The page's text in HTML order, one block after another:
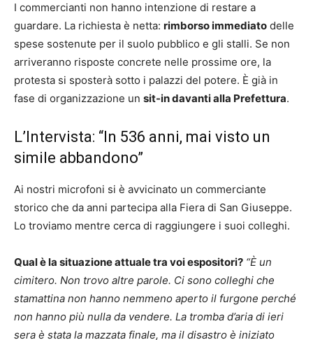
I commercianti non hanno intenzione di restare a
guardare. La richiesta è netta: rimborso immediato delle
spese sostenute per il suolo pubblico e gli stalli. Se non
arriveranno risposte concrete nelle prossime ore, la
protesta si sposterà sotto i palazzi del potere. È già in
fase di organizzazione un sit-in davanti alla Prefettura.
L’Intervista: “In 536 anni, mai visto un
simile abbandono”
Ai nostri microfoni si è avvicinato un commerciante
storico che da anni partecipa alla Fiera di San Giuseppe.
Lo troviamo mentre cerca di raggiungere i suoi colleghi.
Qual è la situazione attuale tra voi espositori? “È un
cimitero. Non trovo altre parole. Ci sono colleghi che
stamattina non hanno nemmeno aperto il furgone perché
non hanno più nulla da vendere. La tromba d’aria di ieri
sera è stata la mazzata finale, ma il disastro è iniziato